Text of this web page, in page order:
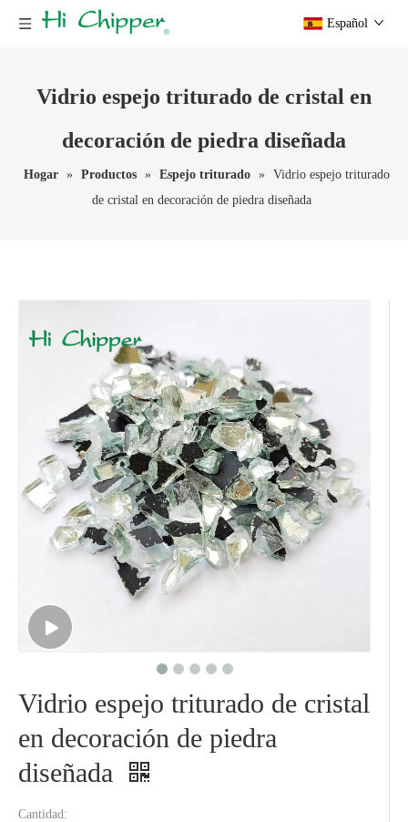
Español
Vidrio espejo triturado de cristal en
decoración de piedra diseñada
Hogar » Productos » Espejo triturado » Vidrio espejo triturado
de cristal en decoración de piedra diseñada
Vidrio espejo triturado de cristal
en decoración de piedra
diseñada
Cantidad: